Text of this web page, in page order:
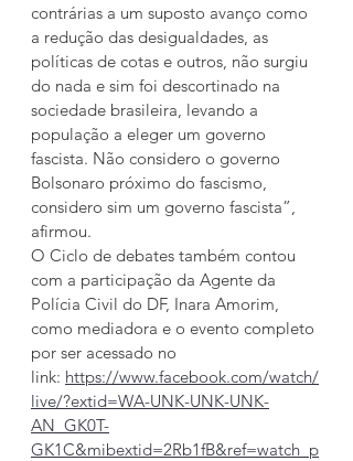
contrárias a um suposto avanço como
a redução das desigualdades, as
políticas de cotas e outros, não surgiu
do nada e sim foi descortinado na
sociedade brasileira, levando a
população a eleger um governo
fascista. Não considero o governo
Bolsonaro próximo do fascismo,
considero sim um governo fascista”,
afirmou.
O Ciclo de debates também contou
com a participação da Agente da
Polícia Civil do DF, Inara Amorim,
como mediadora e o evento completo
por ser acessado no
link: https://www.facebook.com/watch/
live/?extid=WA-UNK-UNK-UNK-
AN_GK0T-
GK1C&mibextid=2Rb1fB&ref=watch_p